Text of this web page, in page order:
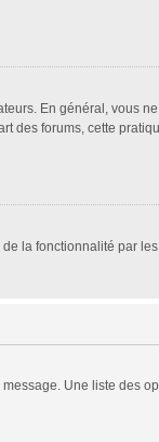
En général, vous
des forums, cette
la fonctionnalité par
Une liste des